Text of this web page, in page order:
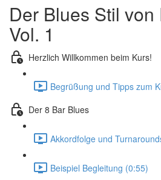
Der Blues Stil
Vol. 1
Herzlich Willkommen beim Kurs!
Begrüßung und Tipps zum
Der 8 Bar Blues
Akkordfolge und
Beispiel Begleitung (0:55)